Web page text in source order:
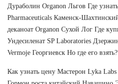
Дураболин Organon Льгов Где
Pharmaceuticals Каменск-
деканоат Organon Сухой Лог Где
Ундесиленат SP Laboratories
Vermoje Георгиевск Но где его взять?
Как узнать цену Мастерон Lyka